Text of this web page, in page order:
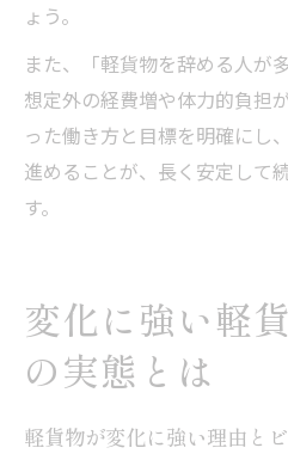
ょう。
また、「軽貨物を辞める人が
想定外の経費増や体力的負担
った働き方と目標を明確にし
進めることが、長く安定して
す。
変化に強い軽
の実態とは
軽貨物が変化に強い理由と